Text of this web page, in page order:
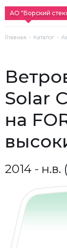
АО "Борский
Главная Каталог
ветровое зеленое
Solar
на
2014 - н.в.